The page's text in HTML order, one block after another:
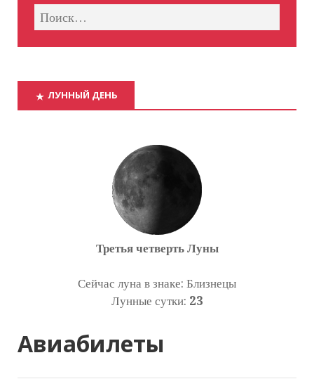
ЛУННЫЙ ДЕНЬ
Третья четверть Луны
Сейчас луна в знаке: Близнецы
Лунные сутки: 23
Авиабилеты